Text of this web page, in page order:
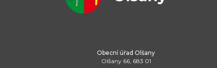
Obecní úřad Olšany
Olšany 66, 683 01